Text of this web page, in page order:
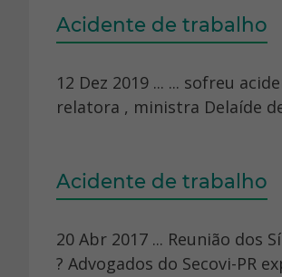
Acidente de trabalho
12 Dez 2019 ... ... sofreu
relatora , ministra Delaíde
Acidente de trabalho
20 Abr 2017 ... Reunião dos
? Advogados do Secovi-PR